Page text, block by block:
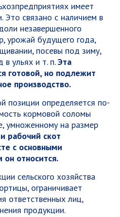
имеет
Это связано с наличием в
незавершенного
урожай будущего года,
посевы под зиму,
в ульях и т. п.Эта
готовой, но подлежит
производство.
позиции определяется по-
кормовой соломы
умноженному на размер
рабочий скот
с основными
относится.
сельского хозяйства
ограничивает
ответственных лиц,
продукции.